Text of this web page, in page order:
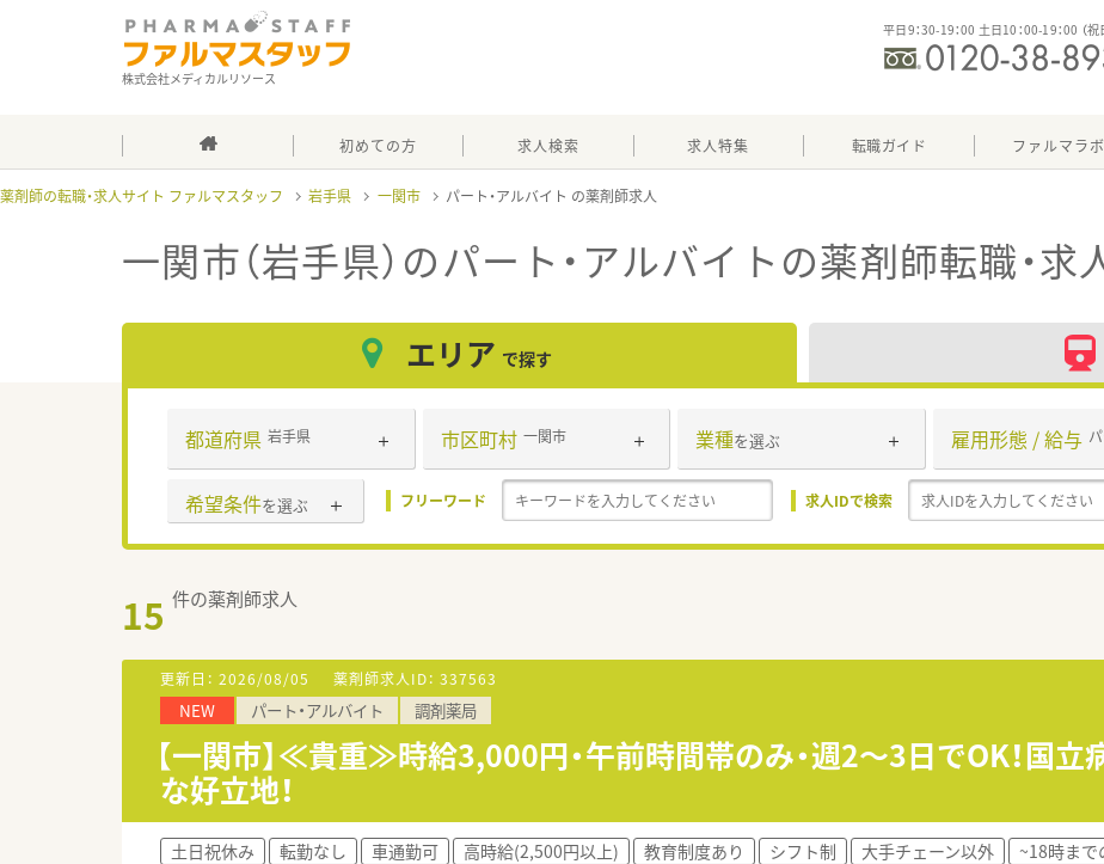
株式会社メディカルリソース
平日9：30-19：00 土日10：00-19：00 （
初めての方 求人検索 求人特集 転職ガイド ファルマラボ
薬剤師の転職・求人サイト ファルマスタッフ 岩手県 一関市 パート・アルバイト
一関市（岩手県）のパート・アルバイトの薬剤師転職・求
エリア で探す
都道府県 岩手県 市区町村 一関市 業種を選ぶ 雇用形態 / 給与
希望条件を選ぶ フリーワード 求人IDで検索
15 件の薬剤師求人
更新日： 2026/08/05 薬剤師求人ID： 337563
NEW パート・アルバイト 調剤薬局
【一関市】≪貴重≫時給3,000円・午前時間帯のみ・週2～3日でOK！国立
な好立地！
土日祝休み 転勤なし 車通勤可 高時給(2,500円以上) 教育制度あり シフト制 大手チェーン以外 ~18時まで